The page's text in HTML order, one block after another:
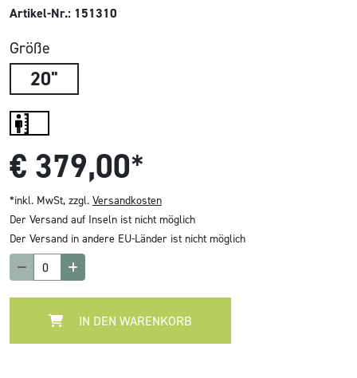
Artikel-Nr.: 151310
Größe
20"
€ 379,00*
*inkl. MwSt, zzgl. Versandkosten
Der Versand auf Inseln ist nicht möglich
Der Versand in andere EU-Länder ist nicht möglich
IN DEN WARENKORB